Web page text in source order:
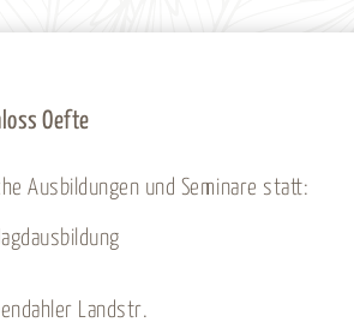
Oefte
Ausbildungen und Seminare statt:
Landstr.